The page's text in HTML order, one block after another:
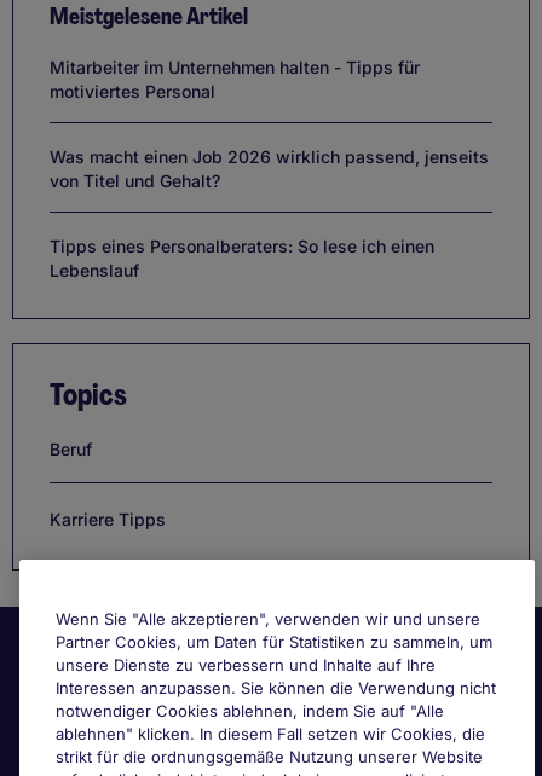
Meistgelesene Artikel
Mitarbeiter im Unternehmen halten - Tipps für
motiviertes Personal
Was macht einen Job 2026 wirklich passend, jenseits
von Titel und Gehalt?
Tipps eines Personalberaters: So lese ich einen
Lebenslauf
Topics
Beruf
Karriere Tipps
Wenn Sie "Alle akzeptieren", verwenden wir und unsere
Partner Cookies, um Daten für Statistiken zu sammeln, um
unsere Dienste zu verbessern und Inhalte auf Ihre
Interessen anzupassen. Sie können die Verwendung nicht
notwendiger Cookies ablehnen, indem Sie auf "Alle
ablehnen" klicken. In diesem Fall setzen wir Cookies, die
strikt für die ordnungsgemäße Nutzung unserer Website